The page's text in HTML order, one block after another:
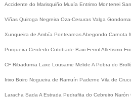
Accidente do Marisquiño Muxía Entrimo Monterrei
Viñas Quiroga Negreira Oza-Cesuras Valga
Xunqueira de Ambía PonteareasAbegondo Carnota
Porqueira Cerdedo-Cotobade Baxi FerrolAtletismo
CF Ribadumia Laxe Lousame Melide A Pobra do
Irixo Boiro Nogueira de Ramuín Paderne Vila de
Laracha Sada A Estrada Pedrafita do Cebreiro Narón